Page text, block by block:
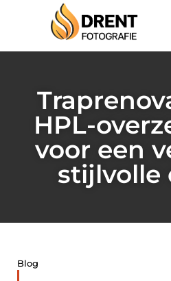
HPL-
voor een
stijlvolle
Blog